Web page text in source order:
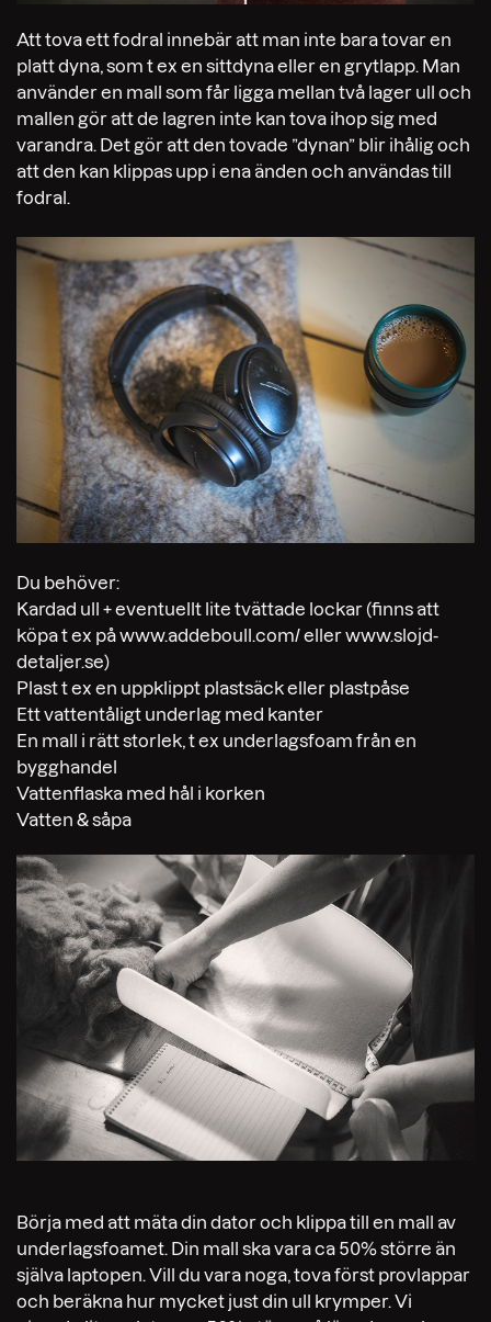
Att tova ett fodral innebär att man inte bara tovar en
platt dyna, som t ex en sittdyna eller en grytlapp. Man
använder en mall som får ligga mellan två lager ull och
mallen gör att de lagren inte kan tova ihop sig med
varandra. Det gör att den tovade ”dynan” blir ihålig och
att den kan klippas upp i ena änden och användas till
fodral.
Du behöver:
Kardad ull + eventuellt lite tvättade lockar (finns att
köpa t ex på www.addeboull.com/ eller www.slojd-
detaljer.se)
Plast t ex en uppklippt plastsäck eller plastpåse
Ett vattentåligt underlag med kanter
En mall i rätt storlek, t ex underlagsfoam från en
bygghandel
Vattenflaska med hål i korken
Vatten & såpa
Börja med att mäta din dator och klippa till en mall av
underlagsfoamet. Din mall ska vara ca 50% större än
själva laptopen. Vill du vara noga, tova först provlappar
och beräkna hur mycket just din ull krymper. Vi